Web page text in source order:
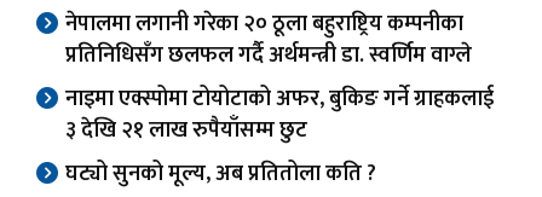
नेपालमा लगानी गरेका २० ठूला बहुराष्ट्रिय कम्पनीका
प्रतिनिधिसँग छलफल गर्दै अर्थमन्त्री डा. स्वर्णिम वाग्ले
नाइमा एक्स्पोमा टोयोटाको अफर, बुकिङ गर्ने ग्राहकलाई
३ देखि २१ लाख रुपैयाँसम्म छुट
घट्यो सुनको मूल्य, अब प्रतितोला कति ?